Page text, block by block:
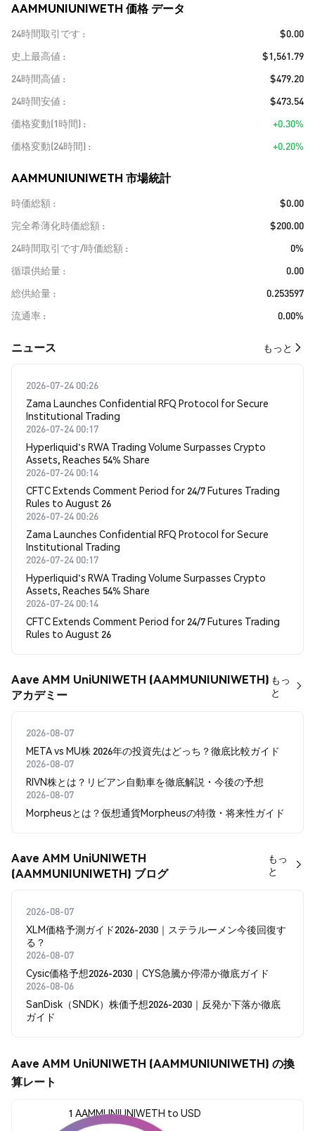
AAMMUNIUNIWETH 価格 データ
24時間取引です
$0.00
史上最高値
$1,561.79
24時間高値
$479.20
24時間安値
$473.54
価格変動(1時間)
+0.30%
価格変動(24時間)
+0.20%
AAMMUNIUNIWETH 市場統計
時価総額
$0.00
完全希薄化時価総額
$200.00
24時間取引です/時価総額
0%
循環供給量
0.00
総供給量
0.253597
流通率
0.00%
​​ニュース​​ もっと
2026-07-24 00:26
Zama Launches Confidential RFQ Protocol for Secure
Institutional Trading
2026-07-24 00:17
Hyperliquid's RWA Trading Volume Surpasses Crypto
Assets, Reaches 54% Share
2026-07-24 00:14
CFTC Extends Comment Period for 24/7 Futures Trading
Rules to August 26
2026-07-24 00:26
Zama Launches Confidential RFQ Protocol for Secure
Institutional Trading
2026-07-24 00:17
Hyperliquid's RWA Trading Volume Surpasses Crypto
Assets, Reaches 54% Share
2026-07-24 00:14
CFTC Extends Comment Period for 24/7 Futures Trading
Rules to August 26
Aave AMM UniUNIWETH (AAMMUNIUNIWETH)
アカデミー
もっ
と
2026-08-07
META vs MU株 2026年の投資先はどっち？徹底比較ガイド
2026-08-07
RIVN株とは？リビアン自動車を徹底解説・今後の予想
2026-08-07
Morpheusとは？仮想通貨Morpheusの特徴・将来性ガイド
Aave AMM UniUNIWETH
(AAMMUNIUNIWETH) ブログ
もっ
と
2026-08-07
XLM価格予測ガイド2026-2030｜ステラルーメン今後回復す
る？
2026-08-07
Cysic価格予想2026-2030｜CYS急騰か停滞か徹底ガイド
2026-08-06
SanDisk（SNDK）株価予想2026-2030｜反発か下落か徹底
ガイド
Aave AMM UniUNIWETH (AAMMUNIUNIWETH) の換
算レート
1 AAMMUNIUNIWETH to USD